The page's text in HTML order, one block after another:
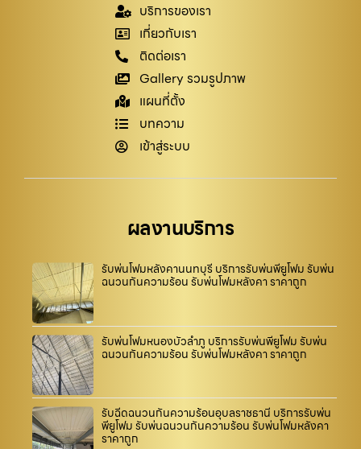
บริการของเรา
เกี่ยวกับเรา
ติดต่อเรา
Gallery รวมรูปภาพ
แผนที่ตั้ง
บทความ
เข้าสู่ระบบ
ผลงานบริการ
รับพ่นโฟมหลังคานนทบุรี บริการรับพ่นพียูโฟม รับพ่น
ฉนวนกันความร้อน รับพ่นโฟมหลังคา ราคาถูก
รับพ่นโฟมหนองบัวลำภู บริการรับพ่นพียูโฟม รับพ่น
ฉนวนกันความร้อน รับพ่นโฟมหลังคา ราคาถูก
รับฉีดฉนวนกันความร้อนอุบลราชธานี บริการรับพ่น
พียูโฟม รับพ่นฉนวนกันความร้อน รับพ่นโฟมหลังคา
ราคาถูก